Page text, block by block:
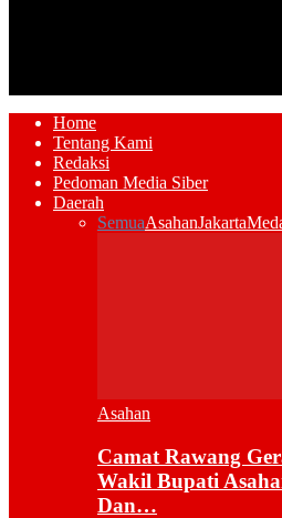
Home
Tentang Kami
Redaksi
Pedoman Media Siber
Daerah
SemuaAsahanJakarta
Asahan
Camat Rawang
Wakil Bupati
Dan…